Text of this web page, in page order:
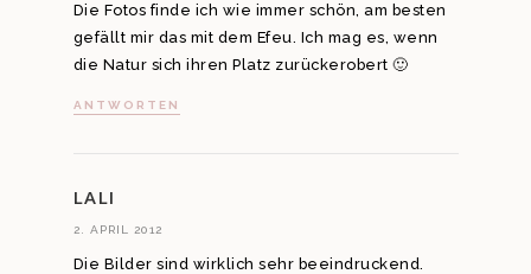
Die Fotos finde ich wie immer schön, am besten
gefällt mir das mit dem Efeu. Ich mag es, wenn
die Natur sich ihren Platz zurückerobert 🙂
ANTWORTEN
LALI
2. APRIL 2012
Die Bilder sind wirklich sehr beeindruckend.